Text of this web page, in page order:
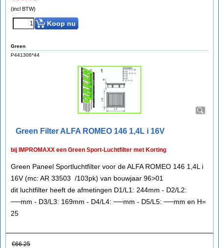
(incl BTW)
Koop nu
Green
P441306*44
Green Filter ALFA ROMEO 146 1,4L i 16V
bij IMPROMAXX een Green Sport-Luchtfilter met Korting
Green Paneel Sportluchtfilter voor de ALFA ROMEO 146 1,4L i
16V (mc: AR 33503 /103pk) van bouwjaar 96>01
dit luchtfilter heeft de afmetingen D1/L1: 244mm - D2/L2:
──mm - D3/L3: 169mm - D4/L4: ──mm - D5/L5: ──mm en H=
25
€66.25